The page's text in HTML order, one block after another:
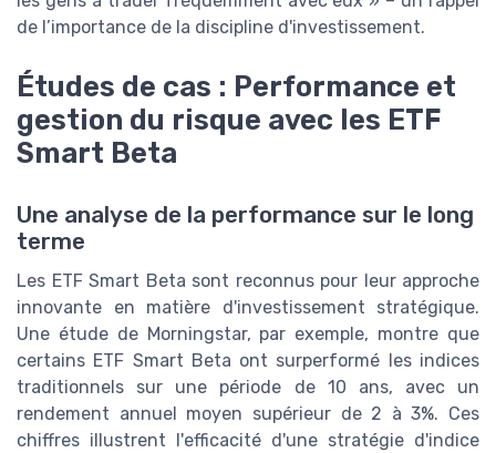
de l’importance de la discipline d'investissement.
Études de cas : Performance et
gestion du risque avec les ETF
Smart Beta
Une analyse de la performance sur le long
terme
Les ETF Smart Beta sont reconnus pour leur approche
innovante en matière d'investissement stratégique.
Une étude de Morningstar, par exemple, montre que
certains ETF Smart Beta ont surperformé les indices
traditionnels sur une période de 10 ans, avec un
rendement annuel moyen supérieur de 2 à 3%. Ces
chiffres illustrent l'efficacité d'une stratégie d'indice